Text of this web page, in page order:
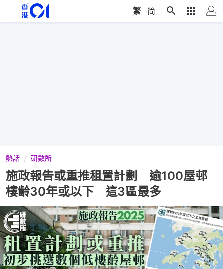
繁 简
熱話 研數所
施政報告或重推租置計劃 逾100屋邨
樓齢30年或以下 這3區最多